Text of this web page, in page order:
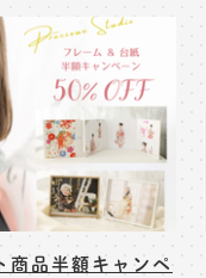
商品半額キャンペ